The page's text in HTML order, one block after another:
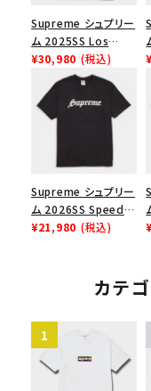
Supreme シュプリー
ム 2025SS Los
Angeles Fire Relief
Box Logo Tee ファ
イヤーリリーフボック
スロゴTシャツ ホワ
¥30,980 (税込)
Supreme シュプリー
ム 2026SS Speed
Tee スピードTシャツ
¥21,980 (税込)
カテ